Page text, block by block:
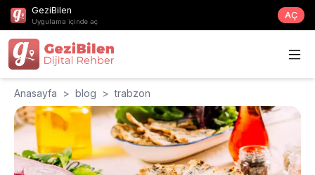
GeziBilen
Uygulama içinde aç
AÇ
Anasayfa > blog > trabzon